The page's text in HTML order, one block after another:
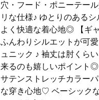
穴・フード・ポニーテー
リな仕様♪ ゆとりのある
よく快適な着心地◎ 【ギ
ふんわりシルエットが可
ュニック ♪ 袖丈は肘くら
来るのも嬉しいポイント
サテンストレッチカラー
な穿き心地♡ ベーシック